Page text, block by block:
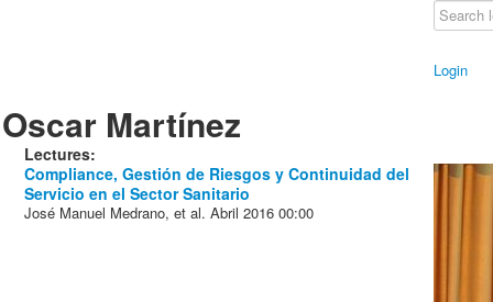
Login
Oscar Martínez
Lectures:
Compliance, Gestión de Riesgos y Continuidad del
Servicio en el Sector Sanitario
José Manuel Medrano, et al. Abril 2016 00:00